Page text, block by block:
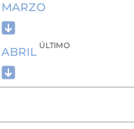
MARZO
ABRIL ÚLTIMO